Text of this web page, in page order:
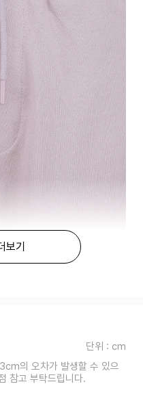
보기
단위 : cm
의 오차가 발생할 수 있으
참고 부탁드립니다.